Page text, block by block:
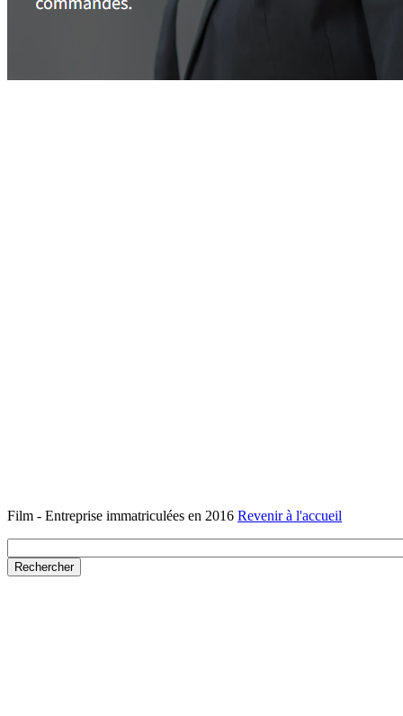
Film - Entreprise immatriculées en 2016 Revenir à l'accueil